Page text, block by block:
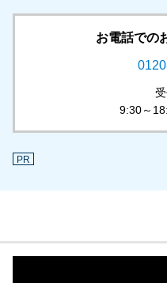
お電話での
9:30～
PR